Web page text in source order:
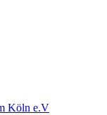
Köln e.V